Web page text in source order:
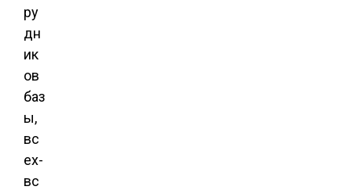
ру
дн
ик
ов
баз
ы,
вс
ех-
вс